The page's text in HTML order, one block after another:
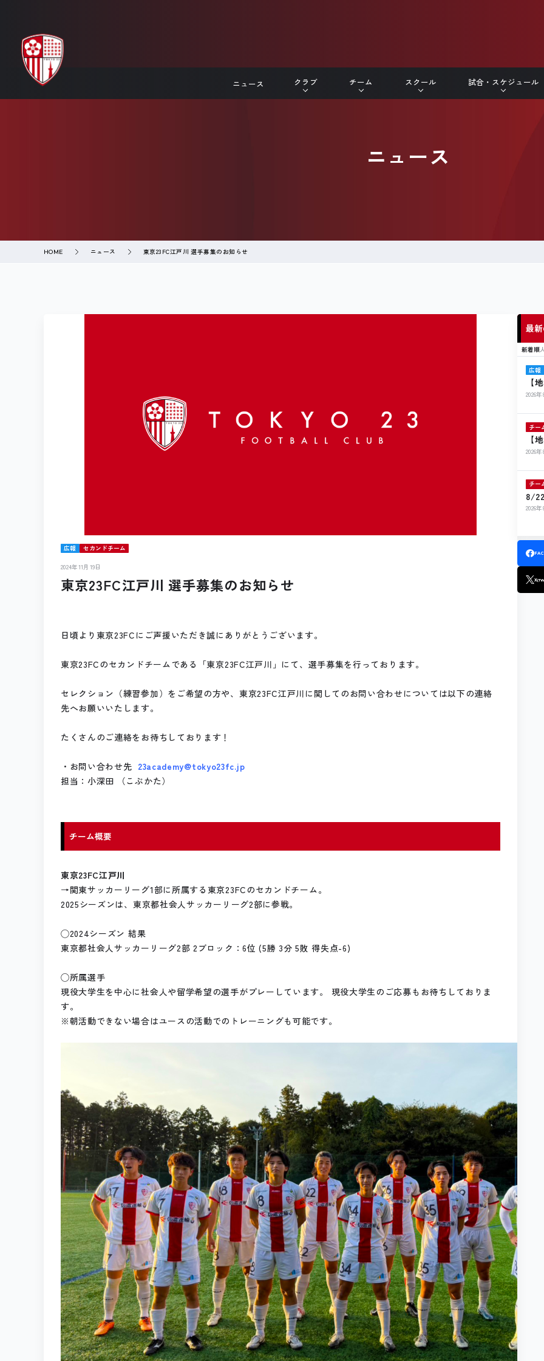
ニュース クラブ チーム スクール 試合・スケジュール
ニュース
HOME ニュース 東京23FC江戸川 選手募集のお知らせ
広報 セカンドチーム
2024年11月19日
東京23FC江戸川 選手募集のお知らせ
日頃より東京23FCにご声援いただき誠にありがとうございます。
東京23FCのセカンドチームである「東京23FC江戸川」にて、選手募集を行っております。
セレクション（練習参加）をご希望の方や、東京23FC江戸川に関してのお問い合わせについては以下の連絡
先へお願いいたします。
たくさんのご連絡をお待ちしております！
・お問い合わせ先 23academy@tokyo23fc.jp
担当：小深田 （こぶかた）
チーム概要
東京23FC江戸川
→関東サッカーリーグ1部に所属する東京23FCのセカンドチーム。
2025シーズンは、東京都社会人サッカーリーグ2部に参戦。
◯2024シーズン 結果
東京都社会人サッカーリーグ2部 2ブロック：6位 (5勝 3分 5敗 得失点-6)
◯所属選手
現役大学生を中心に社会人や留学希望の選手がプレーしています。 現役大学生のご応募もお待ちしておりま
す。
※朝活動できない場合はユースの活動でのトレーニングも可能です。
最
新着順
広報
【
ト開
2026
チー
【
ル
2026
チー
8/
ト
2026
X